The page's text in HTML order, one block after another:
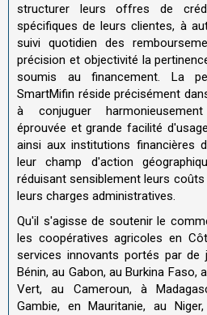
structurer leurs offres de
spécifiques de leurs clientes, à
suivi quotidien des
précision et objectivité la
soumis au financement. La
SmartMifin réside précisément
à conjuguer
éprouvée et grande facilité
ainsi aux institutions financières
leur champ d'action
réduisant sensiblement leurs
leurs charges administratives.
Qu'il s'agisse de soutenir le
les coopératives agricoles en
services innovants portés par de
Bénin, au Gabon, au Burkina Faso,
Vert, au Cameroun, à
Gambie, en Mauritanie, au